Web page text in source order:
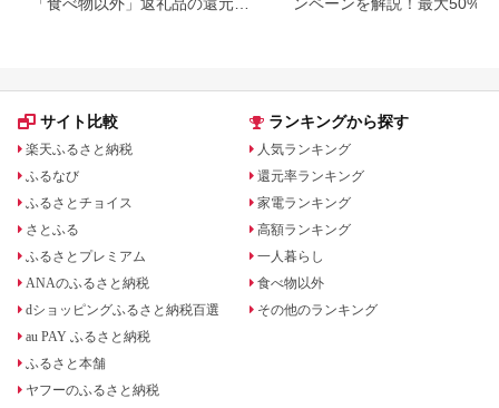
サイト比較
楽天ふるさと納税
ふるなび
ふるさとチョイス
さとふる
ふるさとプレミアム
ANAのふるさと納税
dショッピングふるさと納税百選
au PAY ふるさと納税
ふるさと本舗
ヤフーのふるさと納税
ランキングから探す
人気ランキング
還元率ランキング
家電ランキング
高額ランキング
一人暮らし
食べ物以外
その他のランキング